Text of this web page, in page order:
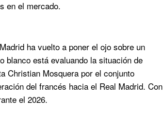
en el mercado.
ha vuelto a poner el ojo sobre un
blanco está evaluando la situación de
Christian Mosquera por el conjunto
del francés hacia el Real Madrid. Con
el 2026.